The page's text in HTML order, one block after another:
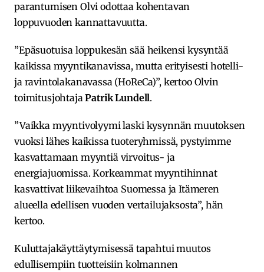
parantumisen Olvi odottaa kohentavan
loppuvuoden kannattavuutta.
”Epäsuotuisa loppukesän sää heikensi kysyntää
kaikissa myyntikanavissa, mutta erityisesti hotelli-
ja ravintolakanavassa (HoReCa)”, kertoo Olvin
toimitusjohtajaPatrik Lundell.
”Vaikka myyntivolyymi laski kysynnän muutoksen
vuoksi lähes kaikissa tuoteryhmissä, pystyimme
kasvattamaan myyntiä virvoitus- ja
energiajuomissa. Korkeammat myyntihinnat
kasvattivat liikevaihtoa Suomessa ja Itämeren
alueella edellisen vuoden vertailujaksosta”, hän
kertoo.
Kuluttajakäyttäytymisessä tapahtui muutos
edullisempiin tuotteisiin kolmannen